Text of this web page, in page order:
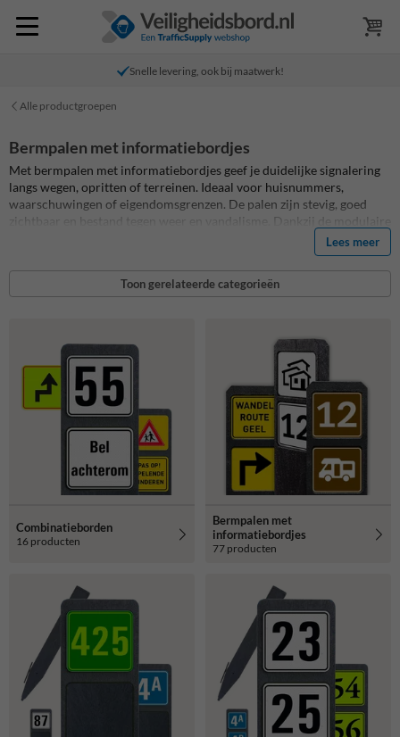
Snelle levering, ook bij maatwerk!
Alle productgroepen
Bermpalen met informatiebordjes
Met bermpalen met informatiebordjes geef je duidelijke signalering
langs wegen, opritten of terreinen. Ideaal voor huisnummers,
waarschuwingen of eigendomsgrenzen. De palen zijn stevig, goed
zichtbaar en bestand tegen weer en vandalisme. Dankzij de modulaire
opbouw pas je elk bordje eenvoudig aan jouw situatie aan.Lees meer
Toon gerelateerde categorieën
Combinatieborden
16 producten
Bermpalen met
informatiebordjes
77 producten